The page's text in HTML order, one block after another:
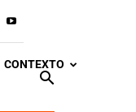
CONTEXTO